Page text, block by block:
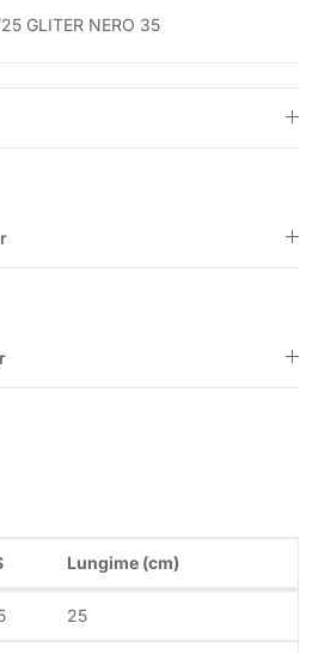
GLITER NERO 35
Lungime (cm)
25